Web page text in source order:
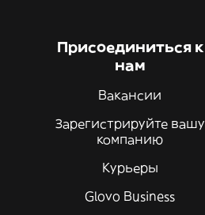
Присоединиться к
нам
Вакансии
Зарегистрируйте вашу
компанию
Курьеры
Glovo Business